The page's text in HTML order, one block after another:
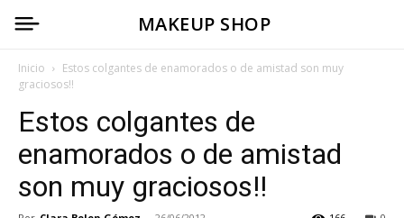
MAKEUP SHOP
Inicio
Estos colgantes de enamorados o de amistad son muy
graciosos!!
Estos colgantes de
enamorados o de amistad
son muy graciosos!!